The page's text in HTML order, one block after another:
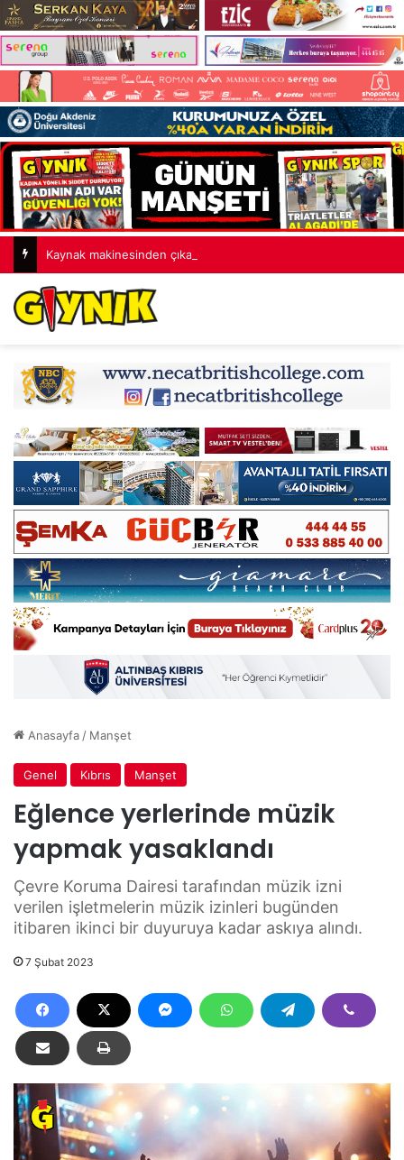
Kaynak makinesinden çıkan kıvılcımlar yangına neden oldu
Anasayfa/ Manşet
Genel Kıbrıs Manşet
Eğlence yerlerinde müzik
yapmak yasaklandı
Çevre Koruma Dairesi tarafından müzik izni
verilen işletmelerin müzik izinleri bugünden
itibaren ikinci bir duyuruya kadar askıya alındı.
7 Şubat 2023